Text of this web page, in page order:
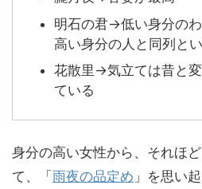
明石の君→低い身分の
高い身分の人と同列と
花散里→気立ては昔と
ている
身分の高い女性から、それほ
て、「 雨夜の品定め 」を思い